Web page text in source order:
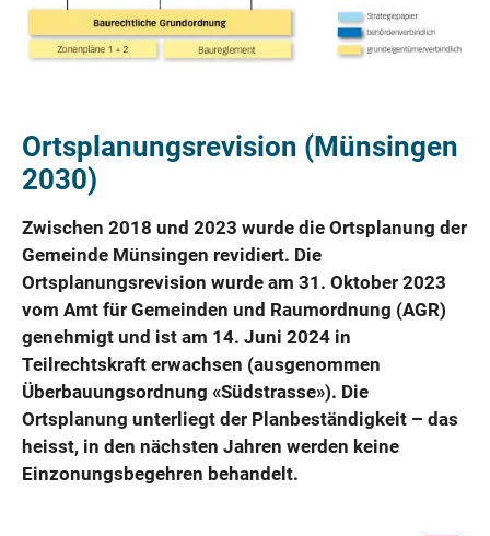
Ortsplanungsrevision (Münsingen
2030)
Zwischen 2018 und 2023 wurde die Ortsplanung der
Gemeinde Münsingen revidiert. Die
Ortsplanungsrevision wurde am 31. Oktober 2023
vom Amt für Gemeinden und Raumordnung (AGR)
genehmigt und ist am 14. Juni 2024 in
Teilrechtskraft erwachsen (ausgenommen
Überbauungsordnung «Südstrasse»). Die
Ortsplanung unterliegt der Planbeständigkeit – das
heisst, in den nächsten Jahren werden keine
Einzonungsbegehren behandelt.